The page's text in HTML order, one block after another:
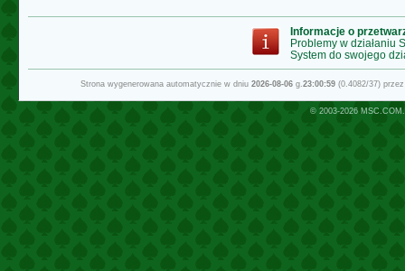
Informacje o
Problemy w działaniu
System do swojego
Strona wygenerowana automatycznie w dniu 2026-08-06g.23:00:59(0.4082/37)
© 2003-2026